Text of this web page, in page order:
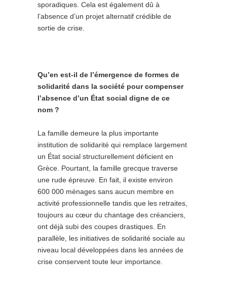
sporadiques. Cela est également dû à
l’absence d’un projet alternatif crédible de
sortie de crise.
Qu’en est-il de l’émergence de formes de
solidarité dans la société pour compenser
l’absence d’un État social digne de ce
nom ?
La famille demeure la plus importante
institution de solidarité qui remplace largement
un État social structurellement déficient en
Grèce. Pourtant, la famille grecque traverse
une rude épreuve. En fait, il existe environ
600 000 ménages sans aucun membre en
activité professionnelle tandis que les retraites,
toujours au cœur du chantage des créanciers,
ont déjà subi des coupes drastiques. En
parallèle, les initiatives de solidarité sociale au
niveau local développées dans les années de
crise conservent toute leur importance.